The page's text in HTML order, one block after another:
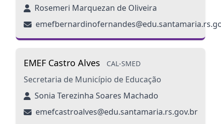
Rosemeri Marquezan de Oliveira
EMEF Castro Alves CAL-SMED
Secretaria de Município de Educação
Sonia Terezinha Soares Machado
emefcastroalves@edu.santamaria.rs.gov.br